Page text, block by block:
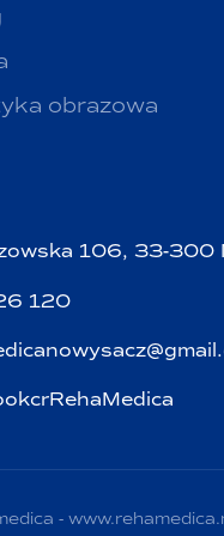
obrazowa
106, 33-300
120
-